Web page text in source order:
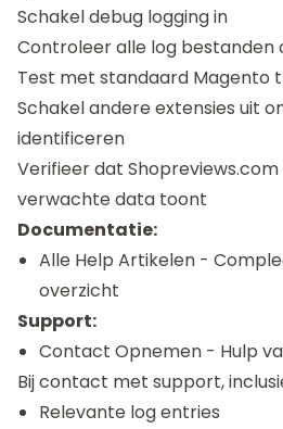
Schakel debug logging in
Controleer alle log bestanden
Test met standaard Magento
Schakel andere extensies uit
identificeren
Verifieer dat
verwachte data toont
Documentatie:
Alle Help Artikelen -
overzicht
Support:
Contact Opnemen - Hulp
Bij contact met support,
Relevante log entries